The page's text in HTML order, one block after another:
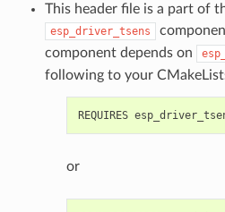
This header file is a part of
esp_driver_tsens
component depends on
following to your
or